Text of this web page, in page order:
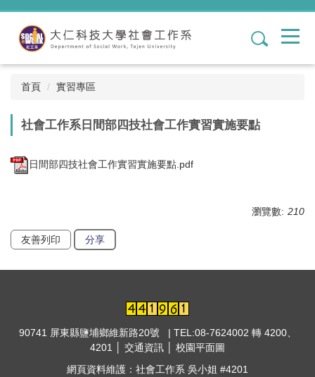
跳
內
1
首頁 實習專區
社會工作系日間部四技社會工作實習實施要點
日間部四技社會工作實習實施要點.pdf
瀏覽數: 210
友善列印 分享
90741 屏東縣鹽埔鄉維新路20號 | TEL:08-7624002 轉 4200、
4201 │ 交通資訊
校園平面圖
網頁資料維護：社會工作系 吳小姐 #4201